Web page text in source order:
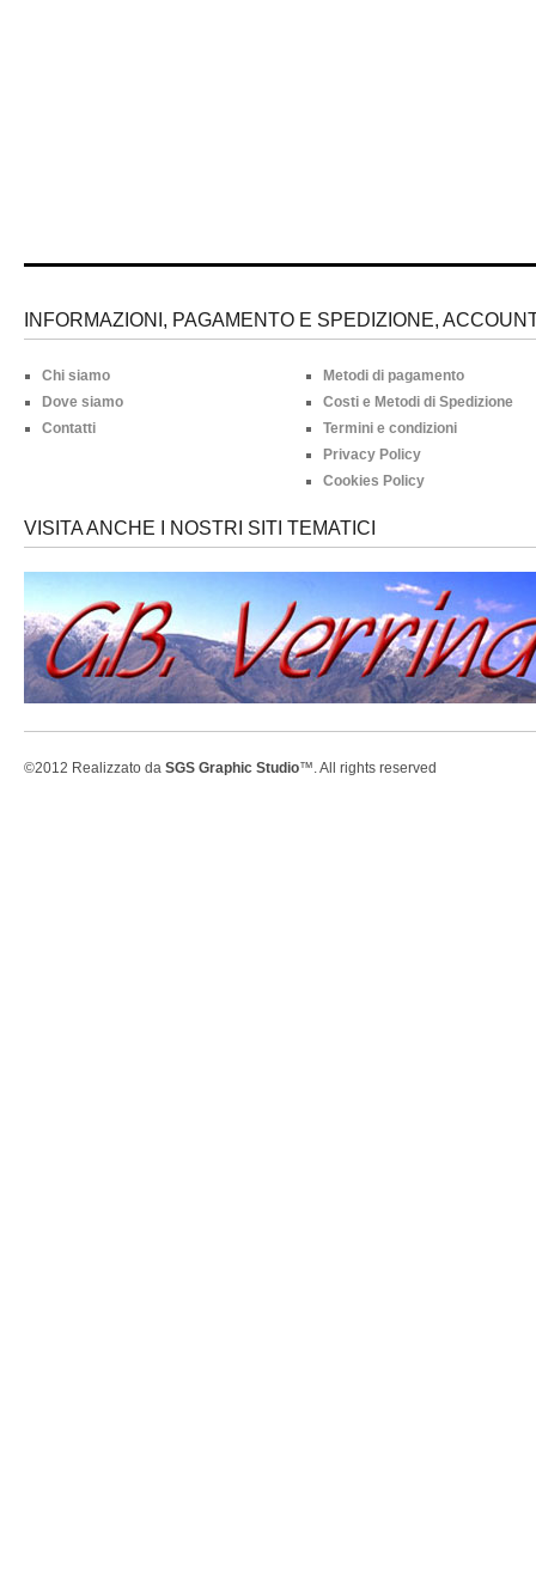
INFORMAZIONI, PAGAMENTO E SPEDIZIONE,
Chi siamo
Dove siamo
Contatti
Metodi di pagamento
Costi e Metodi di Spedizione
Termini e condizioni
Privacy Policy
Cookies Policy
VISITA ANCHE I NOSTRI SITI TEMATICI
©2012 Realizzato da SGS Graphic Studio™. All rights reserved